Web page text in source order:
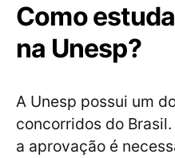
Como
na Unesp?
A Unesp possui um
concorridos do
a aprovação é